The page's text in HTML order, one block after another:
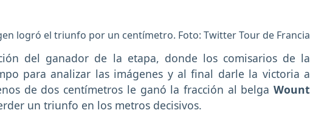
logró el triunfo por un centímetro. Foto: Twitter Tour de Francia
del ganador de la etapa, donde los comisarios de la
para analizar las imágenes y al final darle la victoria a
de dos centímetros le ganó la fracción al belgaWount
un triunfo en los metros decisivos.